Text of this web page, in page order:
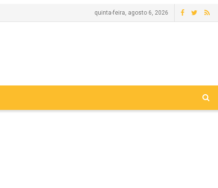
quinta-feira, agosto 6, 2026